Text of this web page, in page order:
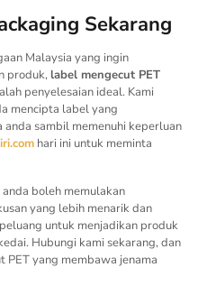
Sekarang
Malaysia yang ingin
produk, label mengecut PET
penyelesaian ideal. Kami
mencipta label yang
sambil memenuhi keperluan
hari ini untuk meminta
boleh memulakan
yang lebih menarik dan
untuk menjadikan produk
Hubungi kami sekarang, dan
yang membawa jenama